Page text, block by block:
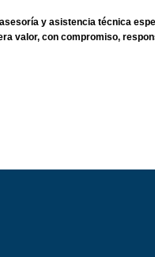
y asistencia técnica
valor, con compromiso,